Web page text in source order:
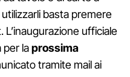
basta premere
ufficiale
per laprossima
tramite mail ai